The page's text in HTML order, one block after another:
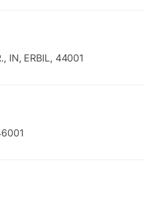
IN, ERBIL, 44001